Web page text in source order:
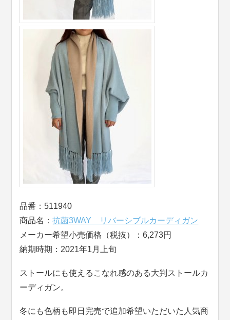
品番：511940
商品名：抗菌3WAY リバーシブルカーディガン
メーカー希望小売価格（税抜）：6,273円
納期時期：2021年1月上旬
ストールにも使えるこなれ感のある大判ストールカ
ーディガン。
冬にも色柄も即日完売で追加希望いただいた人気商